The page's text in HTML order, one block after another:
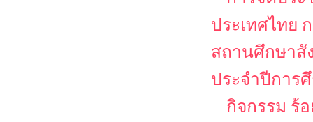
ประเทศไทย
สถานศึกษาสั
ประจำปีการ
กิจกรรม ร้